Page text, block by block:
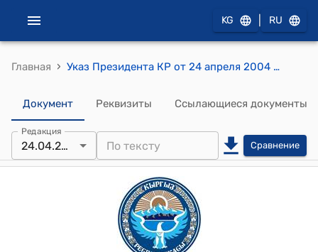
KG RU
Главная › Указ Президента КР от 24 апреля 2004 года УП № 144 "Об Орозбаеве Э.М."
Документ Реквизиты Ссылающиеся документы
Редакция
24.04.2004 Сравнение